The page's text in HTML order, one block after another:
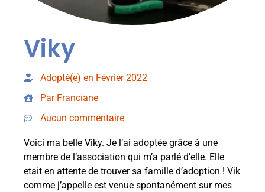
Viky
Adopté(e) en Février 2022
Par Franciane
Aucun commentaire
Voici ma belle Viky. Je l’ai adoptée grâce à une
membre de l’association qui m’a parlé d’elle. Elle
etait en attente de trouver sa famille d’adoption ! Vik
comme j’appelle est venue spontanément sur mes